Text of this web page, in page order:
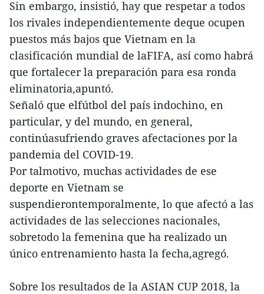
Sin embargo, insistió, hay que respetar a todos
los rivales independientemente deque ocupen
puestos más bajos que Vietnam en la
clasificación mundial de laFIFA, así como habrá
que fortalecer la preparación para esa ronda
eliminatoria,apuntó.
Señaló que elfútbol del país indochino, en
particular, y del mundo, en general,
continúasufriendo graves afectaciones por la
pandemia del COVID-19.
Por talmotivo, muchas actividades de ese
deporte en Vietnam se
suspendierontemporalmente, lo que afectó a las
actividades de las selecciones nacionales,
sobretodo la femenina que ha realizado un
único entrenamiento hasta la fecha,agregó.
Sobre los resultados de la ASIAN CUP 2018, la